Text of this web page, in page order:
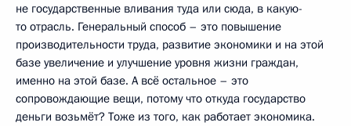
не государственные вливания туда или сюда, в какую-
то отрасль. Генеральный способ – это повышение
производительности труда, развитие экономики и на этой
базе увеличение и улучшение уровня жизни граждан,
именно на этой базе. А всё остальное – это
сопровождающие вещи, потому что откуда государство
деньги возьмёт? Тоже из того, как работает экономика.